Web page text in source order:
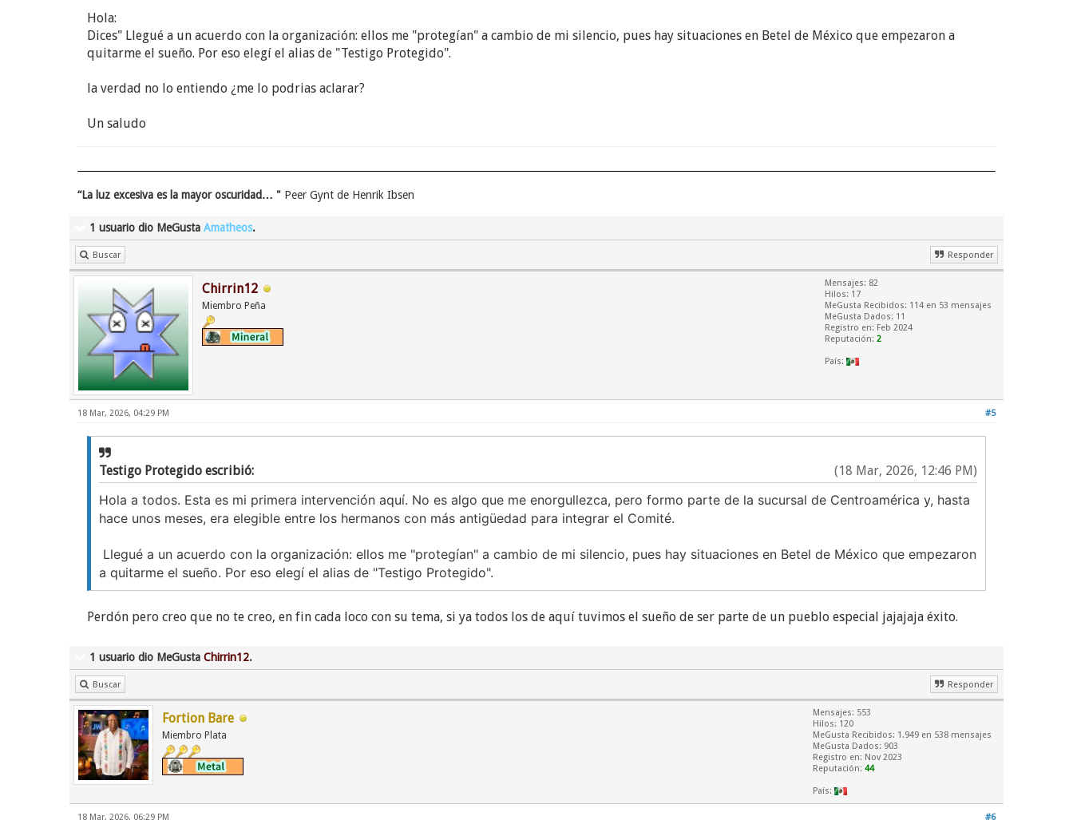
Hola:
Dices" Llegué a un acuerdo con la organización: ellos me "protegían" a cambio de mi silencio, pues hay situaciones en Betel de México que empezaron a
quitarme el sueño. Por eso elegí el alias de "Testigo Protegido".
la verdad no lo entiendo ¿me lo podrias aclarar?
Un saludo
“La luz excesiva es la mayor oscuridad… " Peer Gynt de Henrik Ibsen
1 usuario dio MeGusta Amatheos.
Buscar Responder
Chirrin12
Miembro Peña
Mensajes: 82
Hilos: 17
MeGusta Recibidos: 114 en 53 mensajes
MeGusta Dados: 11
Registro en: Feb 2024
Reputación: 2
País:
#5
18 Mar, 2026, 04:29 PM
(18 Mar, 2026, 12:46 PM)
Testigo Protegido escribió:
Hola a todos. Esta es mi primera intervención aquí. No es algo que me enorgullezca, pero formo parte de la sucursal de Centroamérica y, hasta
hace unos meses, era elegible entre los hermanos con más antigüedad para integrar el Comité.
Llegué a un acuerdo con la organización: ellos me "protegían" a cambio de mi silencio, pues hay situaciones en Betel de México que empezaron
a quitarme el sueño. Por eso elegí el alias de "Testigo Protegido".
Perdón pero creo que no te creo, en fin cada loco con su tema, si ya todos los de aquí tuvimos el sueño de ser parte de un pueblo especial jajajaja éxito.
1 usuario dio MeGusta Chirrin12.
Buscar Responder
Fortion Bare
Miembro Plata
Mensajes: 553
Hilos: 120
MeGusta Recibidos: 1.949 en 538 mensajes
MeGusta Dados: 903
Registro en: Nov 2023
Reputación: 44
País:
#6
18 Mar, 2026, 06:29 PM